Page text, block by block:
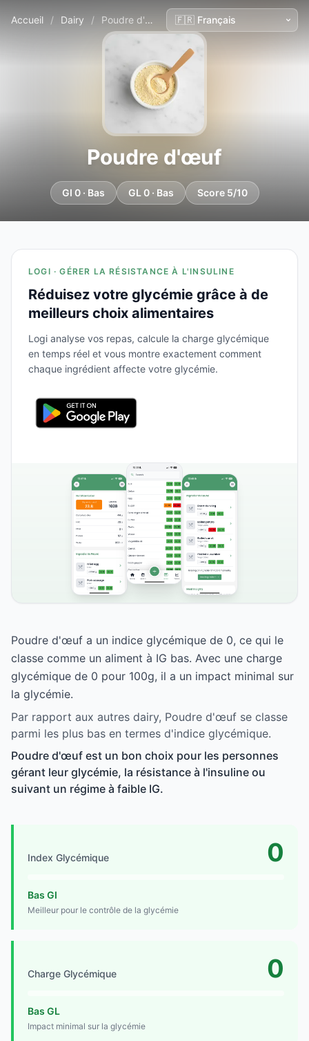
Accueil / Dairy / Poudre d'œuf
Poudre d'œuf
GI 0 · Bas GL 0 · Bas Score 5/10
LOGI · GÉRER LA RÉSISTANCE À L'INSULINE
Réduisez votre glycémie grâce à de
meilleurs choix alimentaires
Logi analyse vos repas, calcule la charge glycémique
en temps réel et vous montre exactement comment
chaque ingrédient affecte votre glycémie.
Poudre d'œuf a un indice glycémique de 0, ce qui le
classe comme un aliment à IG bas. Avec une charge
glycémique de 0 pour 100g, il a un impact minimal sur
la glycémie.
Par rapport aux autres dairy, Poudre d'œuf se classe
parmi les plus bas en termes d'indice glycémique.
Poudre d'œuf est un bon choix pour les personnes
gérant leur glycémie, la résistance à l'insuline ou
suivant un régime à faible IG.
Index Glycémique 0
Bas GI
Meilleur pour le contrôle de la glycémie
Charge Glycémique 0
Bas GL
Impact minimal sur la glycémie